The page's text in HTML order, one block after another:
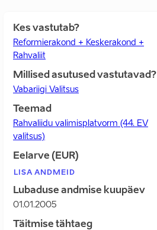
Kes vastutab?
Reformierakond + Keskerakond +
Rahvaliit
Millised asutused vastutavad?
Vabariigi Valitsus
Teemad
Rahvaliidu valimisplatvorm (44. EV
valitsus)
Eelarve (EUR)
LISA ANDMEID
Lubaduse andmise kuupäev
01.01.2005
Täitmise tähtaeg